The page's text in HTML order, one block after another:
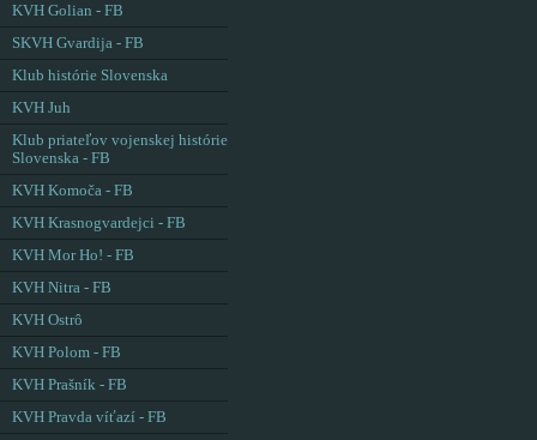
KVH Golian - FB
SKVH Gvardija - FB
Klub histórie Slovenska
KVH Juh
Klub priateľov vojenskej histórie
Slovenska - FB
KVH Komoča - FB
KVH Krasnogvardejci - FB
KVH Mor Ho! - FB
KVH Nitra - FB
KVH Ostrô
KVH Polom - FB
KVH Prašník - FB
KVH Pravda víťazí - FB